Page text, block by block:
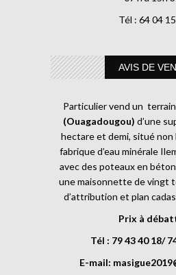
Tél : 64 04
AVIS DE
Particulier vend un
(Ouagadougou) d’une
hectare et demi, situé non
fabrique d’eau minérale
avec des poteaux en
une maisonnette de vingt
d’attribution et plan
Prix à
Tél : 79 43 40 18/
E-mail: